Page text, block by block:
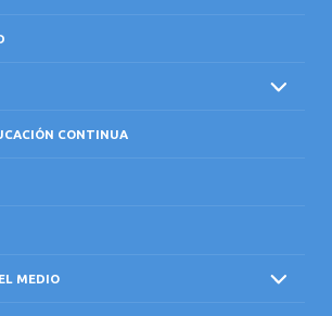
CONTINUA
MEDIO